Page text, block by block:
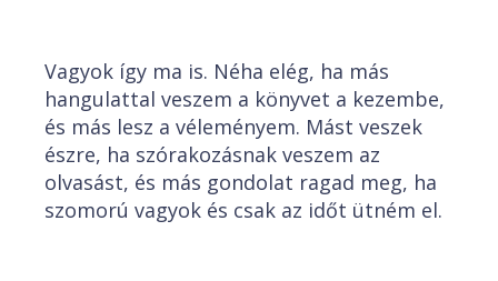
Vagyok így ma is. Néha elég, ha más
hangulattal veszem a könyvet a kezembe,
és más lesz a véleményem. Mást veszek
észre, ha szórakozásnak veszem az
olvasást, és más gondolat ragad meg, ha
szomorú vagyok és csak az időt ütném el.